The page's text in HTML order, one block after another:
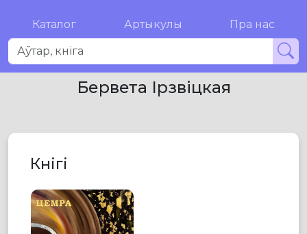
Каталог Артыкулы Пра нас
Бервета Ірзвіцкая
Кнігі